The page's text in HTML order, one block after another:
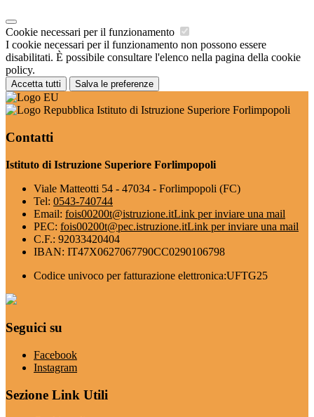
Cookie necessari per il funzionamento
I cookie necessari per il funzionamento non possono essere
disabilitati. È possibile consultare l'elenco nella pagina della cookie
policy.
Accetta tutti Salva le preferenze
Istituto di Istruzione Superiore Forlimpopoli
Contatti
Istituto di Istruzione Superiore Forlimpopoli
Viale Matteotti 54 - 47034 - Forlimpopoli (FC)
Tel: 0543-740744
Email: fois00200t@istruzione.itLink per inviare una mail
PEC: fois00200t@pec.istruzione.itLink per inviare una mail
C.F.: 92033420404
IBAN: IT47X0627067790CC0290106798
Codice univoco per fatturazione elettronica:UFTG25
Seguici su
Facebook
Instagram
Sezione Link Utili